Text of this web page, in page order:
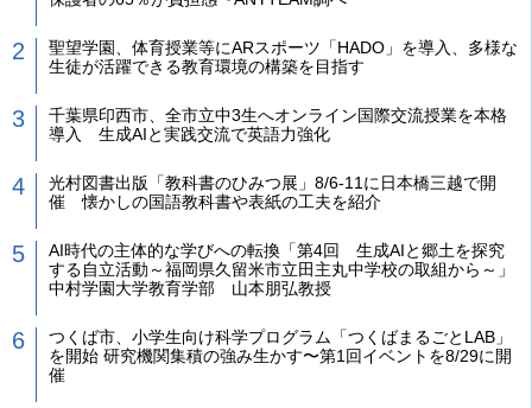
聖望学園、体育授業等にARスポーツ「HADO」を導入、多様な
生徒が活躍できる教育環境の構築を目指す
千葉県印西市、全市立中3生へオンライン国際交流授業を本格
導入 生成AIと実践交流で英語力強化
光村図書出版「教科書のひみつ展」8/6-11に日本橋三越で開
催 懐かしの国語教科書や表紙の工夫を紹介
AI時代の主体的な学びへの転換「第4回 生成AIと郷土を探究
する自立活動～福岡県久留米市立田主丸中学校の取組から～」
中村学園大学教育学部 山本朋弘教授
つくば市、小学生向け科学プログラム「つくばまるごとLAB」
を開始 研究機関集積の強み生かす〜第1回イベントを8/29に開
催